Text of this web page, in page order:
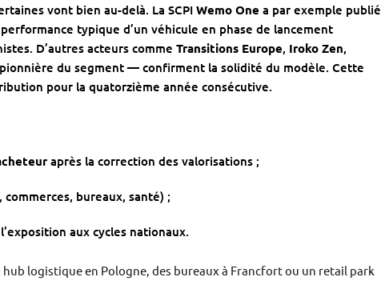
vont bien au-delà. La SCPI Wemo One a par exemple publié
typique d’un véhicule en phase de lancement
D’autres acteurs comme Transitions Europe, Iroko Zen,
du segment — confirment la solidité du modèle. Cette
pour la quatorzième année consécutive.
après la correction des valorisations ;
bureaux, santé) ;
aux cycles nationaux.
logistique en Pologne, des bureaux à Francfort ou un retail park